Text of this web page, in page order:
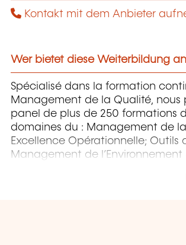
Kontakt mit dem Anbieter
Wer bietet diese Weiterbildung
Spécialisé dans la formation
Management de la Qualité, nous
panel de plus de 250 formations
domaines du : Management de
Excellence Opérationnelle; Outils
Management de l’Environnement
Management de la Sécurité et de